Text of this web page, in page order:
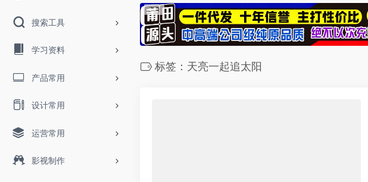
搜索工具
学习资料
产品常用
设计常用
运营常用
影视制作
标签：天亮一起追太阳